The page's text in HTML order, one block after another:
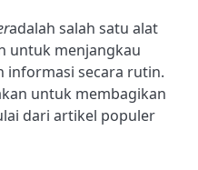
adalah salah satu alat
untuk menjangkau
informasi secara rutin.
untuk membagikan
dari artikel populer